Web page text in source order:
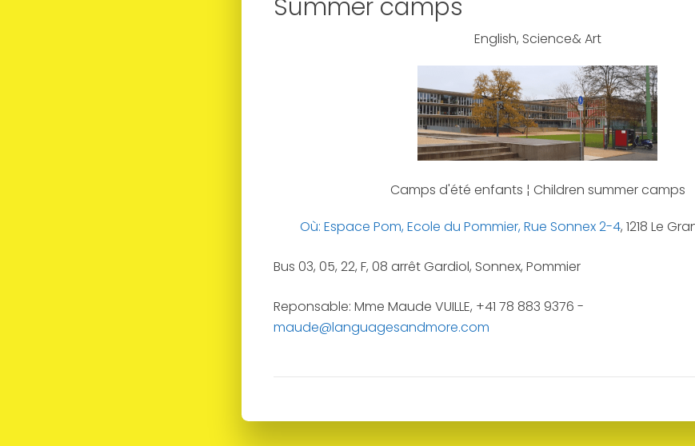
Summer camps
English, Science& Art
Camps d'été enfants ¦ Children summer camps
Où: Espace Pom, Ecole du Pommier, Rue Sonnex 2-4, 1218 Le
Bus 03, 05, 22, F, 08 arrêt Gardiol, Sonnex, Pommier
Reponsable: Mme Maude VUILLE, +41 78 883 9376 -
maude@languagesandmore.com